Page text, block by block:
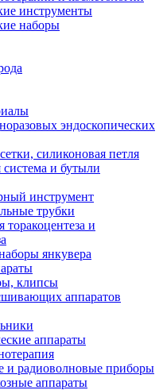
инструменты
наборы
эндоскопических
силиконовая петля
и бутыли
инструмент
трубки
и
янкувера
клипсы
аппаратов
аппараты
и радиоволновые приборы
аппараты